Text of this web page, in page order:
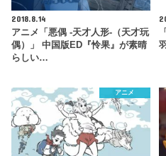
2018.8.14
アニメ「悪偶 -天才人形-（天才玩
偶）」 中国版ED『怜果』が素晴
らしい…
アニメ